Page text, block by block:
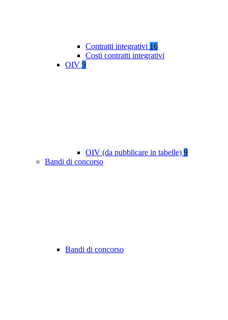
Contratti integrativi 16
Costi contratti integrativi
OIV 9
OIV (da pubblicare in tabelle) 9
Bandi di concorso
Bandi di concorso